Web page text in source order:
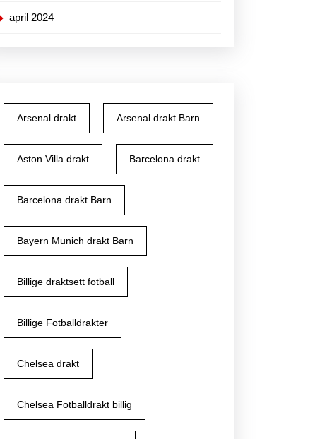
april 2024
Arsenal drakt Arsenal drakt Barn
Aston Villa drakt Barcelona drakt
Barcelona drakt Barn
Bayern Munich drakt Barn
Billige draktsett fotball
Billige Fotballdrakter
Chelsea drakt
Chelsea Fotballdrakt billig